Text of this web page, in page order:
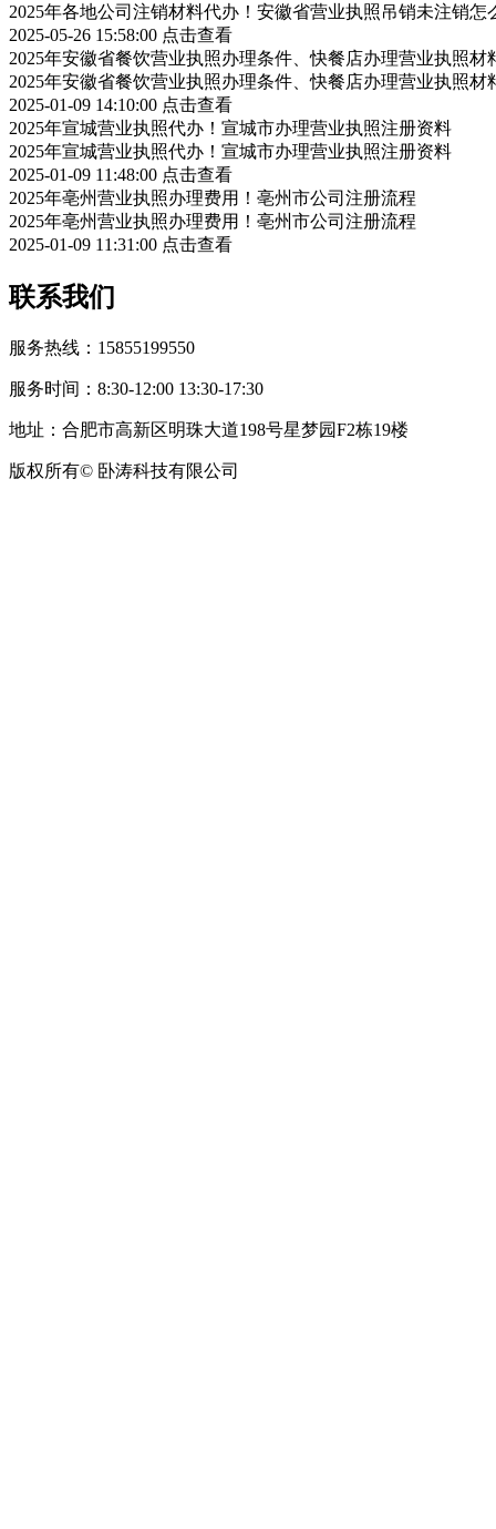
2025年各地公司注销材料代办！安徽省营业执照吊销未注销怎
2025-05-26 15:58:00 点击查看
2025年安徽省餐饮营业执照办理条件、快餐店办理营业执照材
2025年安徽省餐饮营业执照办理条件、快餐店办理营业执照材
2025-01-09 14:10:00 点击查看
2025年宣城营业执照代办！宣城市办理营业执照注册资料
2025年宣城营业执照代办！宣城市办理营业执照注册资料
2025-01-09 11:48:00 点击查看
2025年亳州营业执照办理费用！亳州市公司注册流程
2025年亳州营业执照办理费用！亳州市公司注册流程
2025-01-09 11:31:00 点击查看
联系我们
服务热线：15855199550
服务时间：8:30-12:00 13:30-17:30
地址：合肥市高新区明珠大道198号星梦园F2栋19楼
版权所有© 卧涛科技有限公司